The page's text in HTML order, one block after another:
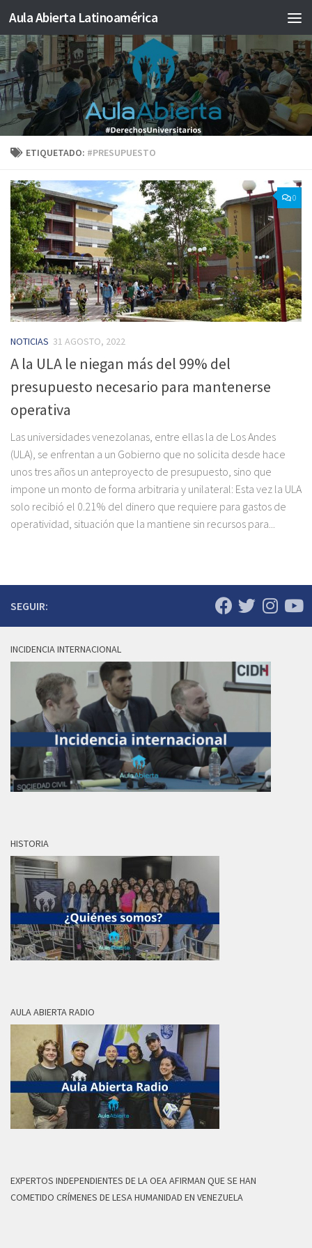
Saltar al contenido
Aula Abierta Latinoamérica
ETIQUETADO: #PRESUPUESTO
0
NOTICIAS 31 AGOSTO, 2022
A la ULA le niegan más del 99% del
presupuesto necesario para mantenerse
operativa
Las universidades venezolanas, entre ellas la de Los Andes
(ULA), se enfrentan a un Gobierno que no solicita desde hace
unos tres años un anteproyecto de presupuesto, sino que
impone un monto de forma arbitraria y unilateral: Esta vez la ULA
solo recibió el 0.21% del dinero que requiere para gastos de
operatividad, situación que la mantiene sin recursos para...
SEGUIR:
INCIDENCIA INTERNACIONAL
HISTORIA
AULA ABIERTA RADIO
EXPERTOS INDEPENDIENTES DE LA OEA AFIRMAN QUE SE HAN
COMETIDO CRÍMENES DE LESA HUMANIDAD EN VENEZUELA